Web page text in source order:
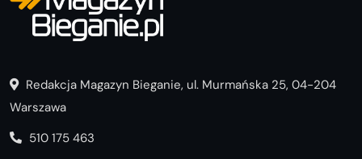
Redakcja Magazyn Bieganie, ul. Murmańska 25, 04-204
Warszawa
510 175 463